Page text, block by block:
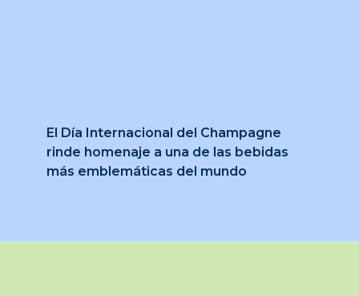
El Día Internacional del Champagne
rinde homenaje a una de las bebidas
más emblemáticas del mundo